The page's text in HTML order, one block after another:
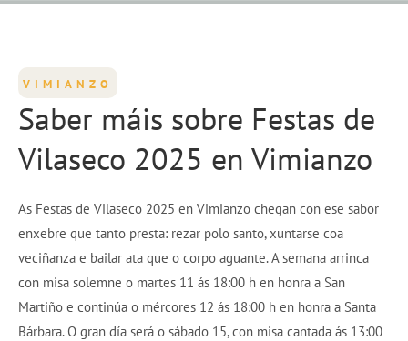
VIMIANZO
Saber máis sobre Festas de
Vilaseco 2025 en Vimianzo
As Festas de Vilaseco 2025 en Vimianzo chegan con ese sabor
enxebre que tanto presta: rezar polo santo, xuntarse coa
veciñanza e bailar ata que o corpo aguante. A semana arrinca
con misa solemne o martes 11 ás 18:00 h en honra a San
Martiño e continúa o mércores 12 ás 18:00 h en honra a Santa
Bárbara. O gran día será o sábado 15, con misa cantada ás 13:00